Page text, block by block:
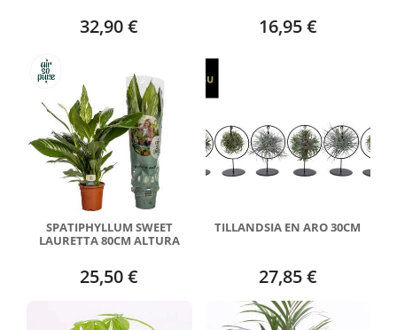
32,90 € 16,95 €
SPATIPHYLLUM SWEET
LAURETTA 80CM ALTURA
25,50 €
TILLANDSIA EN ARO 30CM
27,85 €